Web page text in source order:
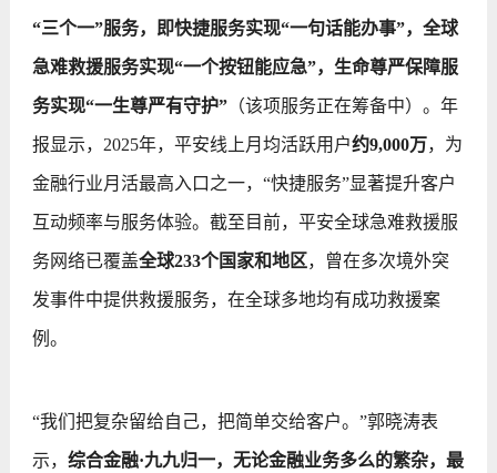
“三个一”服务，即快捷服务实现“一句话能办事”，全球
急难救援服务实现“一个按钮能应急”，生命尊严保障服
务实现“一生尊严有守护”（该项服务正在筹备中）。年
报显示，2025年，平安线上月均活跃用户约9,000万，为
金融行业月活最高入口之一，“快捷服务”显著提升客户
互动频率与服务体验。截至目前，平安全球急难救援服
务网络已覆盖全球233个国家和地区，曾在多次境外突
发事件中提供救援服务，在全球多地均有成功救援案
例。
“我们把复杂留给自己，把简单交给客户。”郭晓涛表
示， 综合金融·九九归一，无论金融业务多么的繁杂，最